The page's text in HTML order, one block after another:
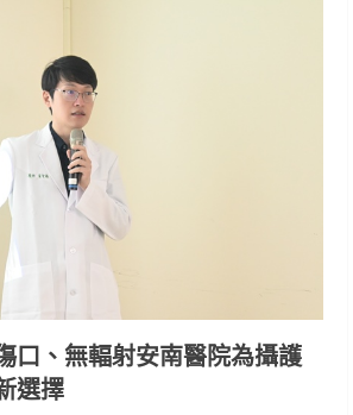
口、無輻射安南醫院為攝護
選擇